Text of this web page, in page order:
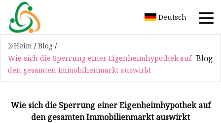
Deutsch
Heim / Blog /
Wie sich die Sperrung einer Eigenheimhypothek auf
den gesamten Immobilienmarkt auswirkt
Blog
Wie sich die Sperrung einer Eigenheimhypothek auf
den gesamten Immobilienmarkt auswirkt